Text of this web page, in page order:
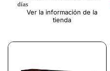
días
Ver la información de la
tienda